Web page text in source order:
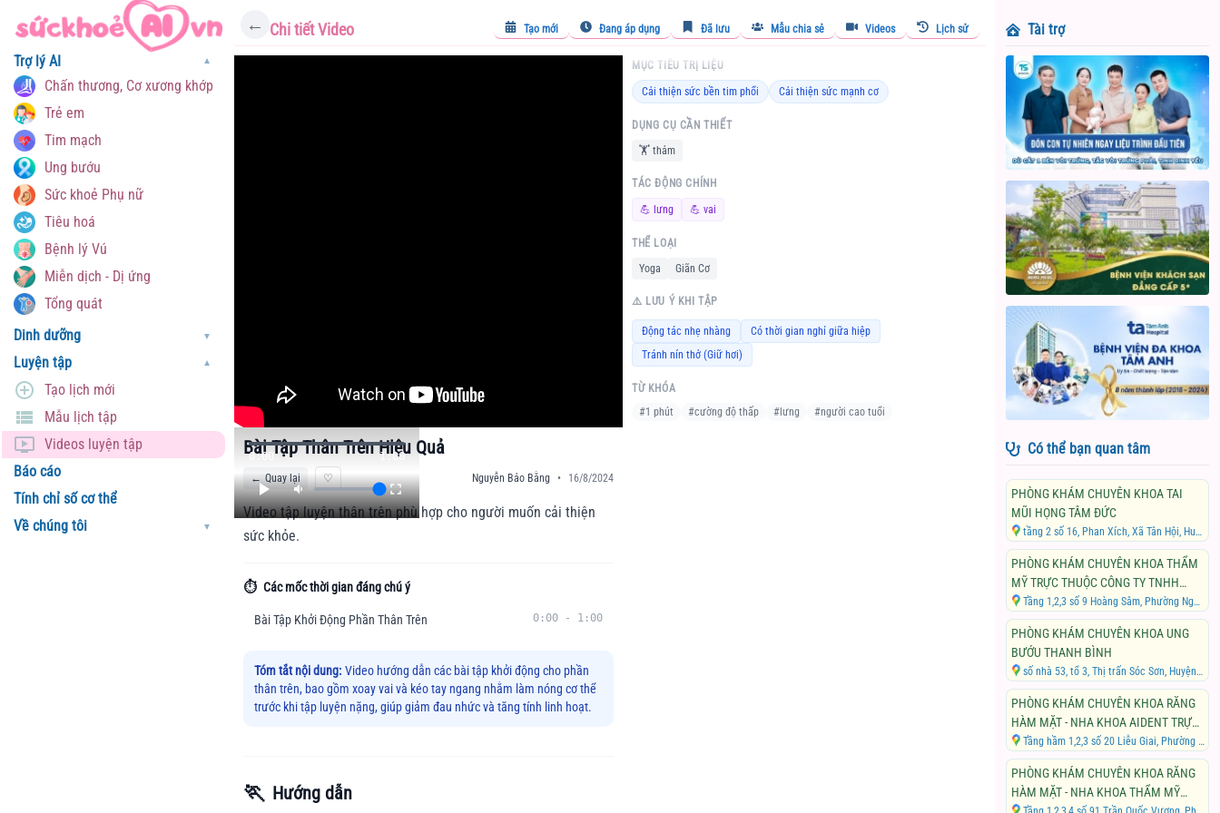
Trợ lý AI ▼
Chấn thương, Cơ xương khớp
Trẻ em
Tim mạch
Ung bướu
Sức khoẻ Phụ nữ
Tiêu hoá
Bệnh lý Vú
Miễn dịch - Dị ứng
Tổng quát
Dinh dưỡng
▼
Luyện tập ▼
Tạo lịch mới
Mẫu lịch tập
Videos luyện tập
Báo cáo
Tính chỉ số cơ thể
Về chúng tôi
▼
← Chi tiết Video Tạo mới Đang áp dụng Đã lưu Mẫu chia sẻ Videos Lịch sử
0:00 1:00
Bài Tập Thân Trên Hiệu Quả
← Quay lại ♡ Nguyễn Bảo Bằng • 16/8/2024
Video tập luyện thân trên phù hợp cho người muốn cải thiện
sức khỏe.
⏱️ Các mốc thời gian đáng chú ý
Bài Tập Khởi Động Phần Thân Trên 0:00 - 1:00
Tóm tắt nội dung: Video hướng dẫn các bài tập khởi động cho phần
thân trên, bao gồm xoay vai và kéo tay ngang nhằm làm nóng cơ thể
trước khi tập luyện nặng, giúp giảm đau nhức và tăng tính linh hoạt.
🏃 Hướng dẫn
MỤC TIÊU TRỊ LIỆU
Cải thiện sức bền tim phổi Cải thiện sức mạnh cơ
DỤNG CỤ CẦN THIẾT
🏋️ thảm
TÁC ĐỘNG CHÍNH
💪 lưng 💪 vai
THỂ LOẠI
Yoga
Giãn Cơ
⚠️ LƯU Ý KHI TẬP
Động tác nhẹ nhàng
Có thời gian nghỉ giữa hiệp
Tránh nín thở (Giữ hơi)
TỪ KHÓA
#1 phút #cường độ thấp # lưng #người cao tuổi
Tài trợ
Có thể bạn quan tâm
PHÒNG KHÁM CHUYÊN KHOA TAI
MŨI HỌNG TÂM ĐỨC
tầng 2 số 16, Phan Xích, Xã Tân Hội, Huyện Đan Phượng, Thành phố Hà Nội
PHÒNG KHÁM CHUYÊN KHOA THẨM
MỸ TRỰC THUỘC CÔNG TY TNHH
THẨM MỸ VIỆN TUẤN KOREA
Tầng 1,2,3 số 9 Hoàng Sâm, Phường Nghĩa Đô, Quận Cầu Giấy, Thành phố Hà Nội
PHÒNG KHÁM CHUYÊN KHOA UNG
BƯỚU THANH BÌNH
số nhà 53, tổ 3, Thị trấn Sóc Sơn, Huyện Sóc Sơn, Thành phố Hà Nội
PHÒNG KHÁM CHUYÊN KHOA RĂNG
HÀM MẶT - NHA KHOA AIDENT TRỰC
THUỘC CÔNG TY CỔ PHẦN NHA
KHOA CÔNG NGHỆ CAO AIDENT
Tầng hầm 1,2,3 số 20 Liễu Giai, Phường Cống Vị, Quận Ba Đình, Thành phố Hà Nội
PHÒNG KHÁM CHUYÊN KHOA RĂNG
HÀM MẶT - NHA KHOA THẨM MỸ